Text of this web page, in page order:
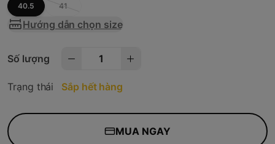
40.5 41
Hướng dẫn chọn size
Số lượng
Trạng thái Sắp hết hàng
MUA NGAY